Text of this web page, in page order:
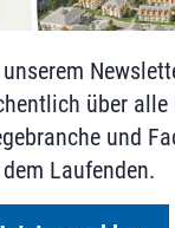
über alle
und
Laufenden.